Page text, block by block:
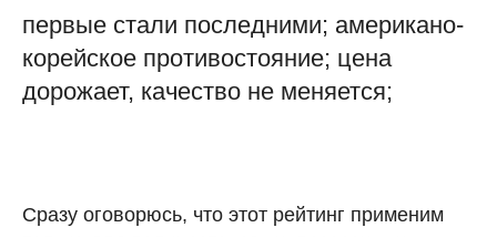
первые стали последними; американо-
корейское противостояние; цена
дорожает, качество не меняется;
Сразу оговорюсь, что этот рейтинг применим